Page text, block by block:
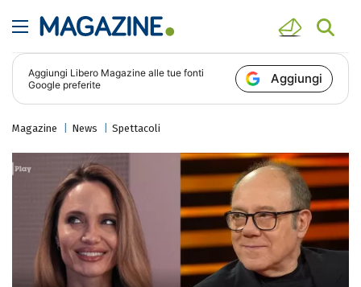
Aggiungi Libero Magazine alle tue fonti
Google preferite
Aggiungi
Magazine News Spettacoli